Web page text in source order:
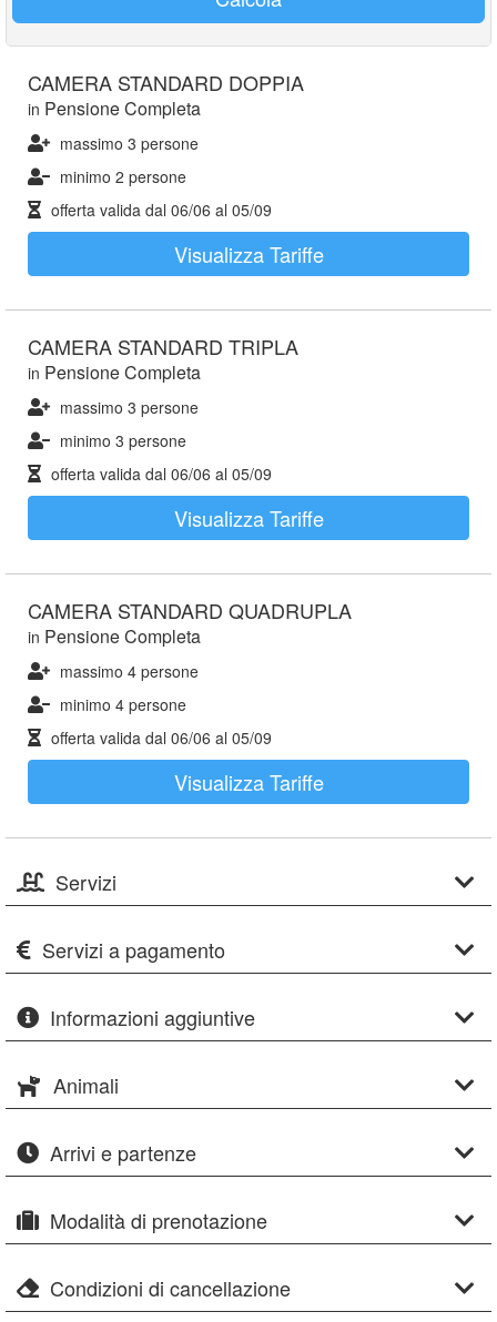
CAMERA STANDARD DOPPIA
in Pensione Completa
massimo 3 persone
minimo 2 persone
offerta valida dal 06/06 al 05/09
Visualizza Tariffe
CAMERA STANDARD TRIPLA
in Pensione Completa
massimo 3 persone
minimo 3 persone
offerta valida dal 06/06 al 05/09
Visualizza Tariffe
CAMERA STANDARD QUADRUPLA
in Pensione Completa
massimo 4 persone
minimo 4 persone
offerta valida dal 06/06 al 05/09
Visualizza Tariffe
Servizi
Servizi a pagamento
Informazioni aggiuntive
Animali
Arrivi e partenze
Modalità di prenotazione
Condizioni di cancellazione